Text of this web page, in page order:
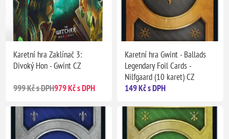
Karetní hra Zaklínač 3:
Divoký Hon - Gwint CZ
999 Kč s DPH979 Kč s DPH
Karetní hra Gwint - Ballads
Legendary Foil Cards -
Nilfgaard (10 karet) CZ
149 Kč s DPH